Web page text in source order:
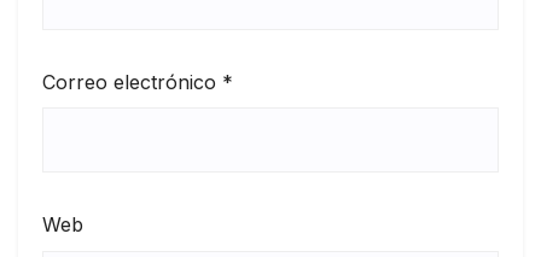
Correo electrónico *
Web